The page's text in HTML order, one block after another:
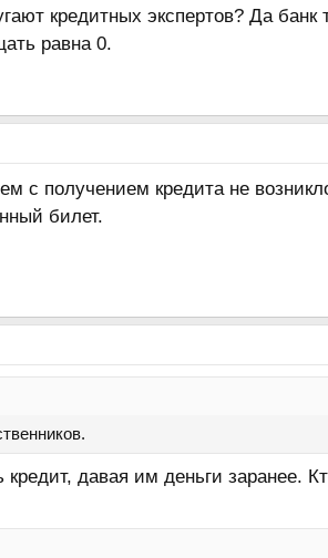
кредитных экспертов? Да банк
равна 0.
с получением кредита не
билет.
давая им деньги заранее.